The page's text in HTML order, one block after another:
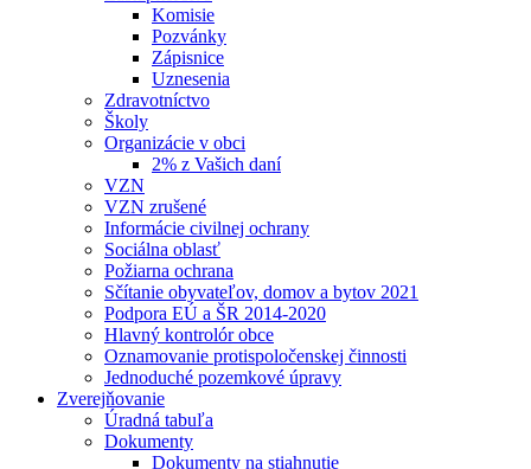
Komisie
Pozvánky
Zápisnice
Uznesenia
Zdravotníctvo
Školy
Organizácie v obci
2% z Vašich daní
VZN
VZN zrušené
Informácie civilnej ochrany
Sociálna oblasť
Požiarna ochrana
Sčítanie obyvateľov, domov a bytov 2021
Podpora EÚ a ŠR 2014-2020
Hlavný kontrolór obce
Oznamovanie protispoločenskej činnosti
Jednoduché pozemkové úpravy
Zverejňovanie
Úradná tabuľa
Dokumenty
Dokumenty na stiahnutie